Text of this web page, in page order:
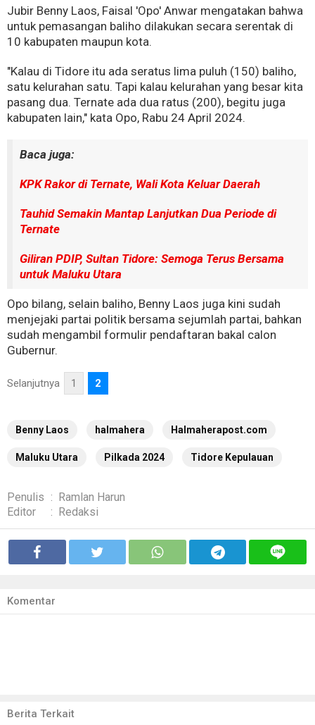
Jubir Benny Laos, Faisal 'Opo' Anwar mengatakan bahwa
untuk pemasangan baliho dilakukan secara serentak di
10 kabupaten maupun kota.
"Kalau di Tidore itu ada seratus lima puluh (150) baliho,
satu kelurahan satu. Tapi kalau kelurahan yang besar kita
pasang dua. Ternate ada dua ratus (200), begitu juga
kabupaten lain," kata Opo, Rabu 24 April 2024.
Baca juga:
KPK Rakor di Ternate, Wali Kota Keluar Daerah
Tauhid Semakin Mantap Lanjutkan Dua Periode di
Ternate
Giliran PDIP, Sultan Tidore: Semoga Terus Bersama
untuk Maluku Utara
Opo bilang, selain baliho, Benny Laos juga kini sudah
menjejaki partai politik bersama sejumlah partai, bahkan
sudah mengambil formulir pendaftaran bakal calon
Gubernur.
Selanjutnya 1 2
Benny Laos halmahera Halmaherapost.com
Maluku Utara Pilkada 2024 Tidore Kepulauan
Penulis :
Ramlan Harun
Editor
: Redaksi
Komentar
Berita Terkait